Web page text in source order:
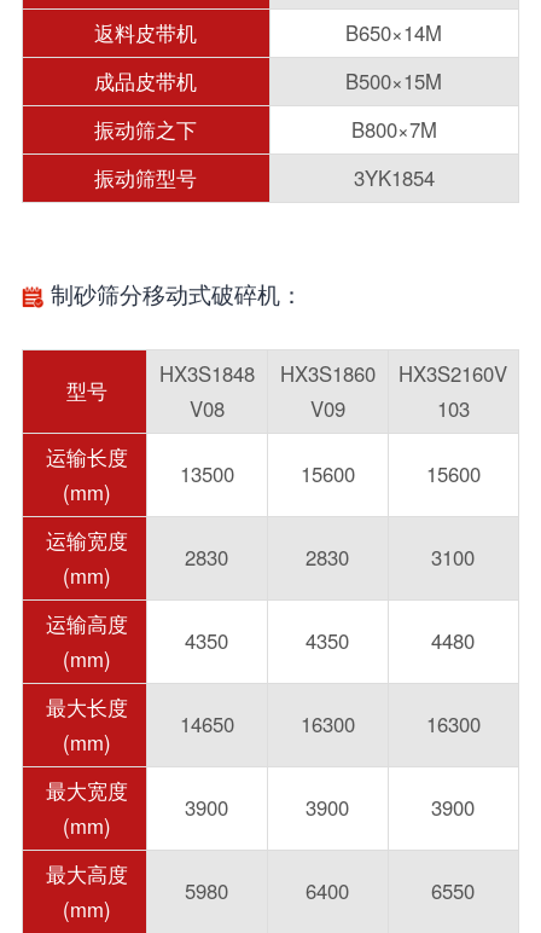
返料皮带机
B650×14M
成品皮带机
B500×15M
振动筛之下
B800×7M
振动筛型号
3YK1854
制砂筛分移动式破碎机：
型号
HX3S1848
V08
HX3S1860
V09
HX3S2160V
103
运输长度
(mm)
13500 15600 15600
运输宽度
(mm)
2830 2830 3100
运输高度
(mm)
4350 4350 4480
最大长度
(mm)
14650 16300 16300
最大宽度
(mm)
3900 3900 3900
最大高度
(mm)
5980 6400 6550